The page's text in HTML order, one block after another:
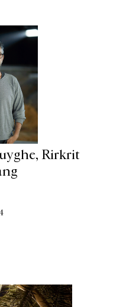
Rirkrit